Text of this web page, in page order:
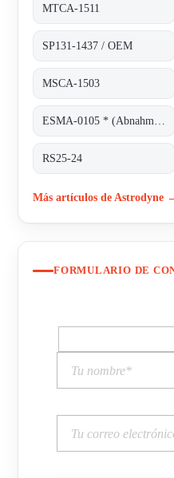
MTCA-1511
SP131-1437 / OEM
MSCA-1503
RS25-24
Más artículos de Astrodyne
FORMULARIO DE